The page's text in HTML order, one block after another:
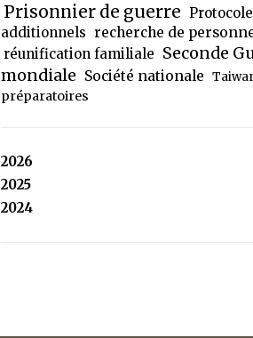
Prisonnier de guerre
additionnels recherche de
réunification familiale Seconde
mondiale Société nationale
préparatoires
2026
2025
2024